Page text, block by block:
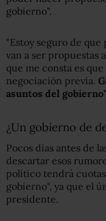
gobierno".
"Estoy seguro de
van a ser propuestas
que me consta es
negociación previa.
asuntos del
¿Un gobierno de
Pocos días antes de
descartar esos
político tendrá
gobierno", ya que el
presidente.